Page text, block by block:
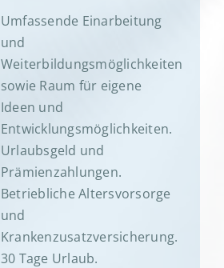
Umfassende Einarbeitung
und
Weiterbildungsmöglichkeiten
sowie Raum für eigene
Ideen und
Entwicklungsmöglichkeiten.
Urlaubsgeld und
Prämienzahlungen.
Betriebliche Altersvorsorge
und
Krankenzusatzversicherung.
30 Tage Urlaub.